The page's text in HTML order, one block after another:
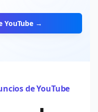
YouTube →
de YouTube